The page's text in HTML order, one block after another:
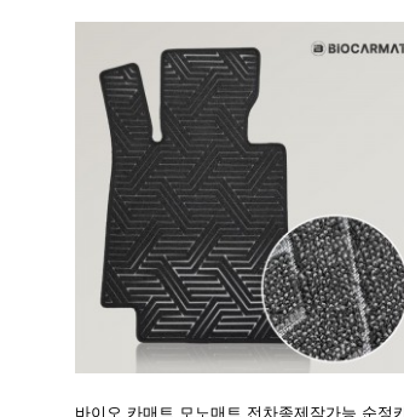
바이오 카매트 모노매트 전차종제작가능 순정